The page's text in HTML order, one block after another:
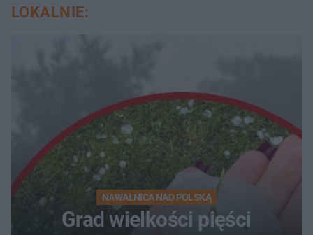
LOKALNIE:
NAWAŁNICA NAD POLSKĄ
Grad wielkości pięści